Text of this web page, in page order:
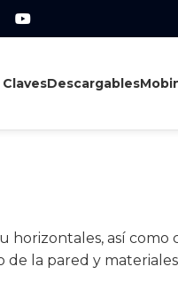
Descargables
así como
la pared y